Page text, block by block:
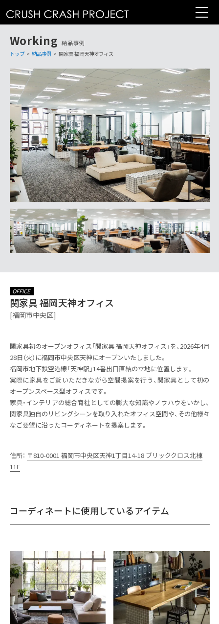
テ
Working 納品事例
トップ > 納品事例 > 関家具 福岡天神オフィス
OFFICE
関家具 福岡天神オフィス
[福岡市中央区]
関家具初のオープンオフィス「関家具 福岡天神オフィス」を、2026年4月
28日（火）に福岡市中央区天神にオープンいたしました。
福岡市地下鉄空港線「天神駅」14番出口直結の立地に位置します。
実際に家具をご覧いただきながら空間提案を行う、関家具として初の
オープンスペース型オフィスです。
家具・インテリアの総合商社としての膨大な知識やノウハウをいかし、
関家具独自のリビングシーンを取り入れたオフィス空間や、その他様々
なご要望に沿ったコーディネートを提案します。
住所： 〒810-0001 福岡市中央区天神1丁目14-18 ブリッククロス北棟
11F
コーディネートに使用しているアイテム